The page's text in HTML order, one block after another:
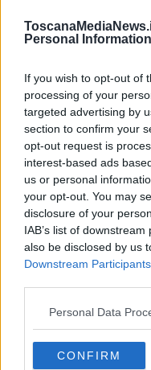
Personal Information
If you wish to opt-out of
processing of your
targeted advertising by
section to confirm your
opt-out request is
interest-based ads
us or personal
your opt-out. You may
disclosure of your
IAB’s list of
also be disclosed by us
Downstream Participants
Personal Data
CONFIRM
Autunno
Gracias a la vida
Fly me to the moon
Hop!
O sonho de um
Memòrias
Sto qui
Scrivi
Bestiario
Pillole
Veglia
​“D” come delitto
Belle lettere
25 Aprile
Le parole
​L’Australiana
Le stelle del jazz
Vita & morte